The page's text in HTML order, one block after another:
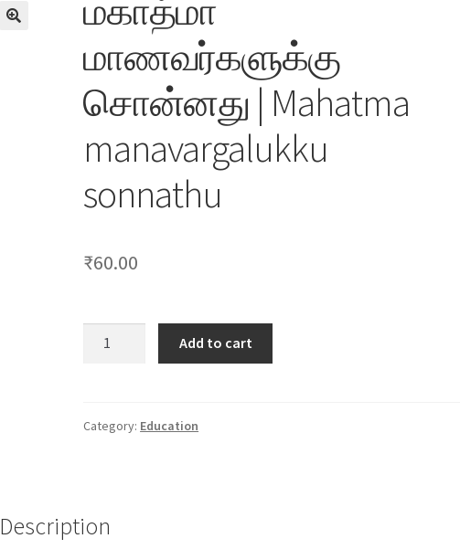
மகாத்மா
மாணவர்களுக்கு
சொன்னது | Mahatma
manavargalukku
sonnathu
₹60.00
Mahatma
Add to cart
Category: Education
Description